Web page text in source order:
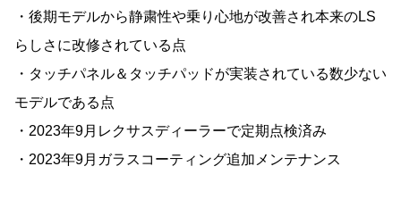
・後期モデルから静粛性や乗り心地が改善され本来のLS
らしさに改修されている点
・タッチパネル＆タッチパッドが実装されている数少ない
モデルである点
・2023年9月レクサスディーラーで定期点検済み
・2023年9月ガラスコーティング追加メンテナンス